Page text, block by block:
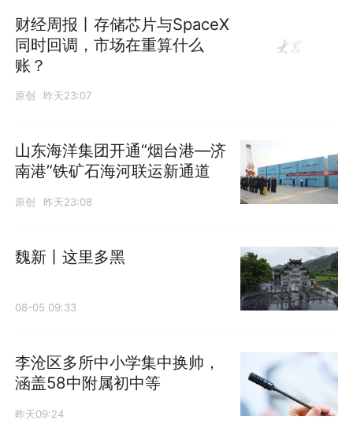
财经周报丨存储芯片与SpaceX
同时回调，市场在重算什么
账？
原创 昨天23:07
山东海洋集团开通“烟台港—济
南港”铁矿石海河联运新通道
原创 昨天23:08
魏新丨这里多黑
08-05 09:33
​李沧区多所中小学集中换帅，
涵盖58中附属初中等
昨天09:24